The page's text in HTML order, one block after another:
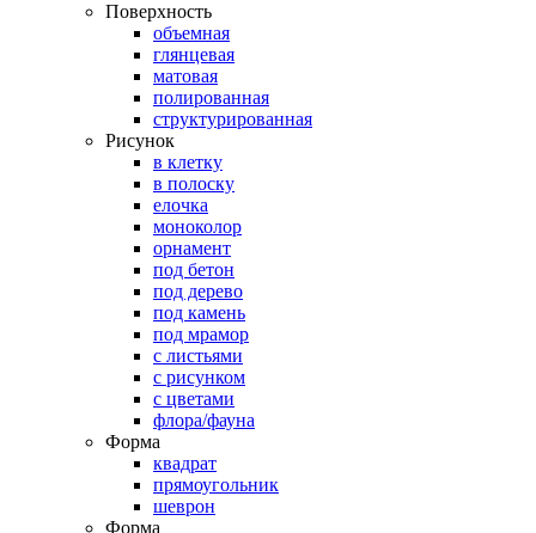
Поверхность
объемная
глянцевая
матовая
полированная
структурированная
Рисунок
в клетку
в полоску
елочка
моноколор
орнамент
под бетон
под дерево
под камень
под мрамор
с листьями
с рисунком
с цветами
флора/фауна
Форма
квадрат
прямоугольник
шеврон
Форма